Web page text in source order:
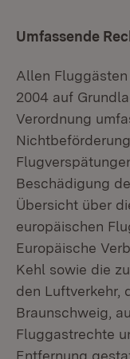
Umfassende
Allen
2004 auf
Verordnung
Beschädigung
Übersicht über
europäischen
Europäische
Kehl sowie die
den Luftverkehr,
Braunschweig,
Fluggastrechte
Entfernung